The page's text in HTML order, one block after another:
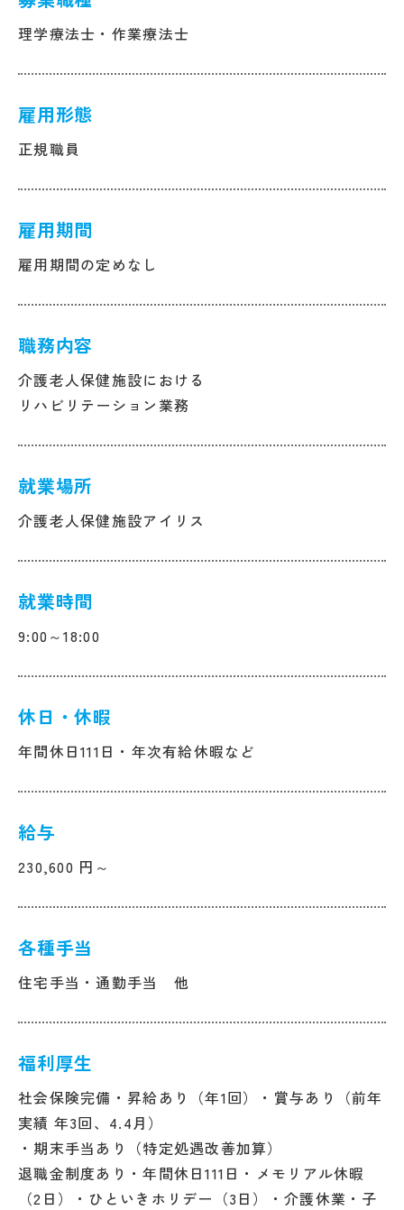
理学療法士・作業療法士
雇用形態
正規職員
雇用期間
雇用期間の定めなし
職務内容
介護老人保健施設における
リハビリテーション業務
就業場所
介護老人保健施設アイリス
就業時間
9:00～18:00
休日・休暇
年間休日111日・年次有給休暇など
給与
230,600 円～
各種手当
住宅手当・通勤手当 他
福利厚生
社会保険完備・昇給あり（年1回）・賞与あり（前年
実績 年3回、4.4月）
・期末手当あり（特定処遇改善加算）
退職金制度あり・年間休日111日・メモリアル休暇
（2日）・ひといきホリデー（3日）・介護休業・子